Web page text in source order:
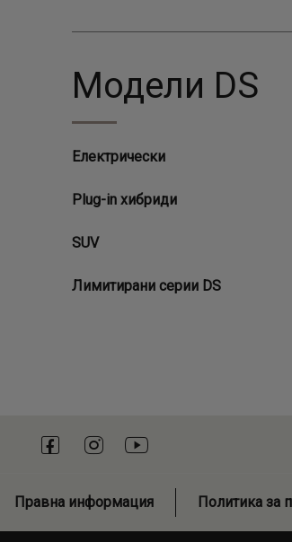
Модели DS
Електрически
Plug-in хибриди
SUV
Лимитирани серии DS
Правна информация Политика за